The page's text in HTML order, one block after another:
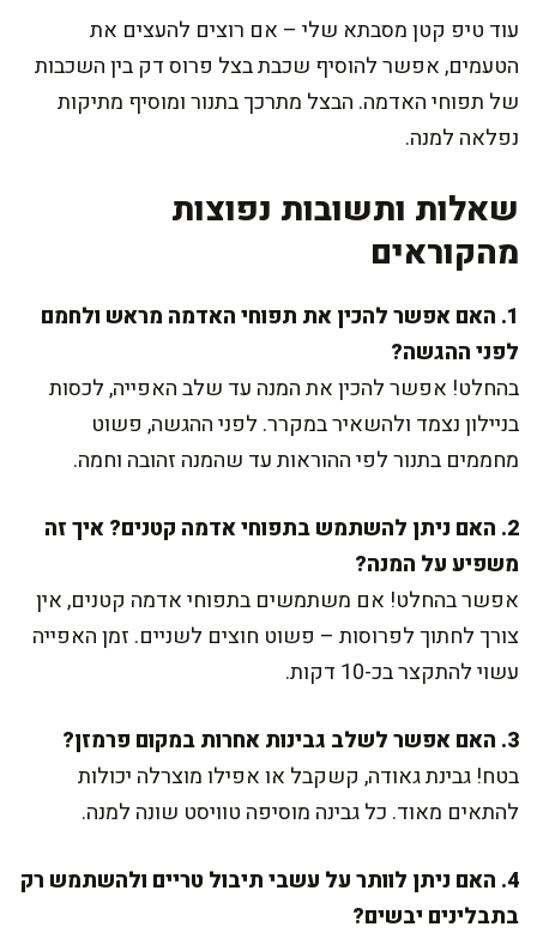
עוד טיפ קטן מסבתא שלי – אם רוצים להעצים את
הטעמים, אפשר להוסיף שכבת בצל פרוס דק בין השכבות
של תפוחי האדמה. הבצל מתרכך בתנור ומוסיף מתיקות
נפלאה למנה.
שאלות ותשובות נפוצות
מהקוראים
1. האם אפשר להכין את תפוחי האדמה מראש ולחמם
לפני ההגשה?
בהחלט! אפשר להכין את המנה עד שלב האפייה, לכסות
בניילון נצמד ולהשאיר במקרר. לפני ההגשה, פשוט
מחממים בתנור לפי ההוראות עד שהמנה זהובה וחמה.
2. האם ניתן להשתמש בתפוחי אדמה קטנים? איך זה
משפיע על המנה?
אפשר בהחלט! אם משתמשים בתפוחי אדמה קטנים, אין
צורך לחתוך לפרוסות – פשוט חוצים לשניים. זמן האפייה
עשוי להתקצר בכ-10 דקות.
3. האם אפשר לשלב גבינות אחרות במקום פרמזן?
בטח! גבינת גאודה, קשקבל או אפילו מוצרלה יכולות
להתאים מאוד. כל גבינה מוסיפה טוויסט שונה למנה.
4. האם ניתן לוותר על עשבי תיבול טריים ולהשתמש רק
בתבלינים יבשים?